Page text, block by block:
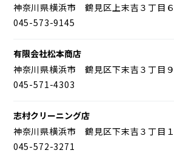
神奈川県横浜市 鶴見区上末吉３丁目
045-573-9145
有限会社松本商店
神奈川県横浜市 鶴見区下末吉３丁目
045-571-4303
志村クリーニング店
神奈川県横浜市 鶴見区下末吉３丁目１
045-572-3271